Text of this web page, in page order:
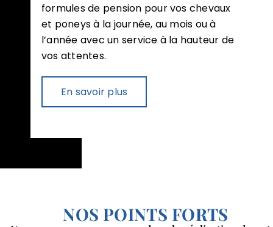
formules de pension pour vos chevaux
et poneys à la journée, au mois ou à
l’année avec un service à la hauteur de
vos attentes.
En savoir plus
NOS POINTS FORTS